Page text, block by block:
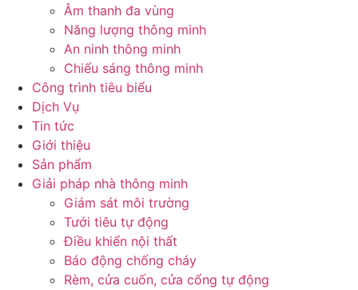
Âm thanh đa vùng
Năng lượng thông minh
An ninh thông minh
Chiếu sáng thông minh
Công trình tiêu biểu
Dịch Vụ
Tin tức
Giới thiệu
Sản phẩm
Giải pháp nhà thông minh
Giám sát môi trường
Tưới tiêu tự động
Điều khiển nội thất
Báo động chống cháy
Rèm, cửa cuốn, cửa cổng tự động